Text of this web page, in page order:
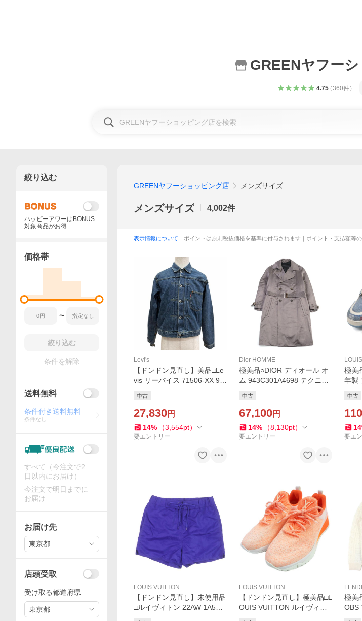
GREENヤフー
4.75（360件）
GREENヤフーショッピング店 メンズサイズ
メンズサイズ 4,002件
表示情報について ｜ポイントは原則税抜価格を基準に付与されます｜ポイント・支払額
Levi's
【ドンドン見直し】美品□Le
vis リーバイス 71506-XX 90
1st ファースト 復刻 デニム
ジャケット ブルー 38
中古
27,830円
14% （3,554pt）
要エントリー
Dior HOMME
極美品○DIOR ディオール オ
ム 943C301A4698 テクニカ
ン ベルト付き トレンチコー
ト グレー 42 正規品 メンズ
中古
67,100円
14% （8,130pt）
要エントリー
極美
年製
ア
き イ
中古
14
要エ
LOUIS VUITTON
【ドンドン見直し】未使用品
□ルイヴィトン 22AW 1A5D5
LOUIS VUITTON
【ドンドン見直し】極美品□L
OUIS VUITTON ルイヴィト
FENDI
極美
OBS
絞り込む
ハッピーアワーはBONUS
対象商品がお得
価格帯
〜
絞り込む
条件を解除
送料無料
条件付き送料無料
条件なし
すべて（今注文で2
日以内にお届け）
今注文で明日までに
お届け
お届け先
東京都
店頭受取
受け取る都道府県
東京都